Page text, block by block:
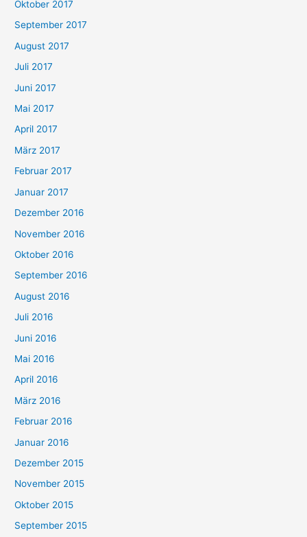
Oktober 2017
September 2017
August 2017
Juli 2017
Juni 2017
Mai 2017
April 2017
März 2017
Februar 2017
Januar 2017
Dezember 2016
November 2016
Oktober 2016
September 2016
August 2016
Juli 2016
Juni 2016
Mai 2016
April 2016
März 2016
Februar 2016
Januar 2016
Dezember 2015
November 2015
Oktober 2015
September 2015